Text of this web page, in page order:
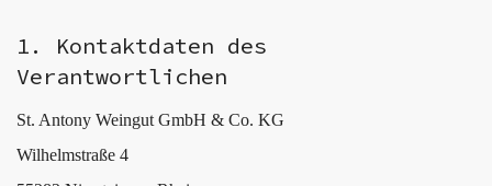
1. Kontaktdaten des
Verantwortlichen
St. Antony Weingut GmbH & Co. KG
Wilhelmstraße 4